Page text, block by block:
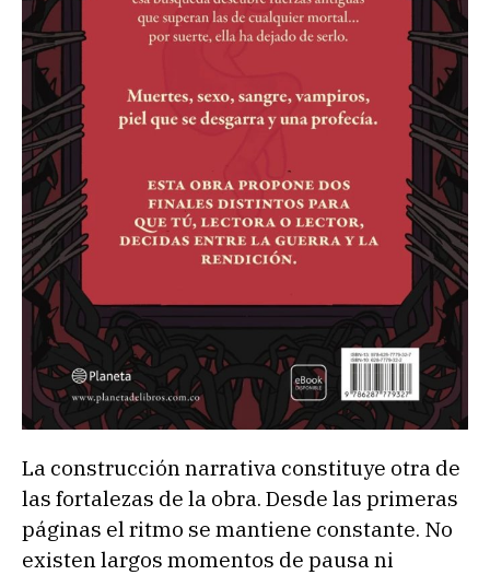
La construcción narrativa constituye otra de
las fortalezas de la obra. Desde las primeras
páginas el ritmo se mantiene constante. No
existen largos momentos de pausa ni